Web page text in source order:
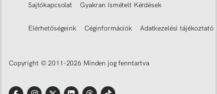
Sajtókapcsolat Gyakran Ismételt Kérdések
Elérhetőségeink Céginformációk Adatkezelési tájékoztató
Copyright © 2011-2026 Minden jog fenntartva